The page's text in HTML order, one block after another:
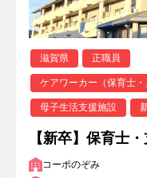
滋賀県 正職員
ケアワーカー（保育士・
母子生活支援施設
【新卒】保育士
コーポのぞみ